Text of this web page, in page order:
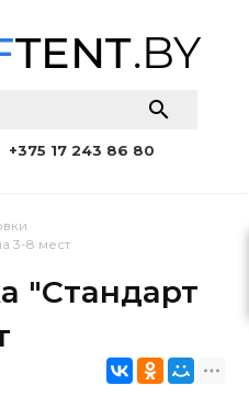
+375 17 243 86 80
3-8 мест
"Стандарт